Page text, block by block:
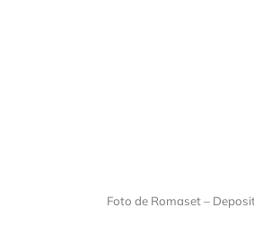
Foto de Romaset –